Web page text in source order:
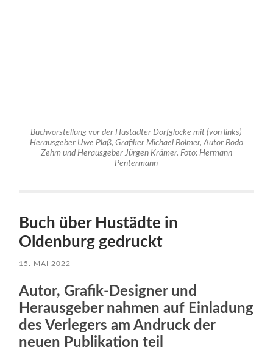
Buchvorstellung vor der Hustädter Dorfglocke mit (von links)
Herausgeber Uwe Plaß, Grafiker Michael Bolmer, Autor Bodo
Zehm und Herausgeber Jürgen Krämer. Foto: Hermann
Pentermann
Buch über Hustädte in
Oldenburg gedruckt
15. MAI 2022
Autor, Grafik-Designer und
Herausgeber nahmen auf Einladung
des Verlegers am Andruck der
neuen Publikation teil